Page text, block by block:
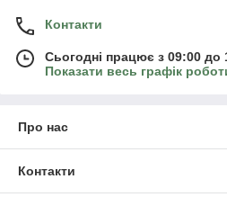
Контакти
Сьогодні працює з 09:00 до
Показати весь графік
Про нас
Контакти